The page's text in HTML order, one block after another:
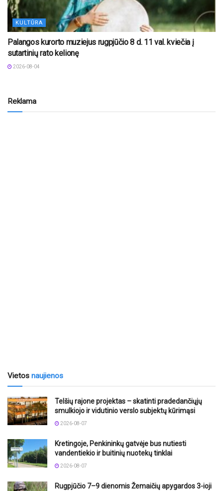
KULTŪRA
Palangos kurorto muziejus rugpjūčio 8 d. 11 val. kviečia į
sutartinių rato kelionę
2026-08-04
Reklama
Vietos naujienos
Telšių rajone projektas – skatinti pradedančiųjų
smulkiojo ir vidutinio verslo subjektų kūrimąsi
2026-08-07
Kretingoje, Penkininkų gatvėje bus nutiesti
vandentiekio ir buitinių nuotekų tinklai
2026-08-07
Rugpjūčio 7–9 dienomis Žemaičių apygardos 3-ioji